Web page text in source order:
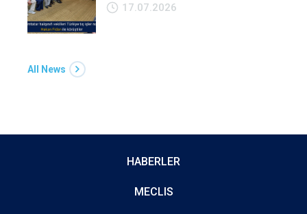
17.07.2026
All News
HABERLER
MECLIS